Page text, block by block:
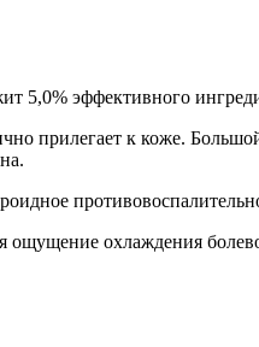
5,0% эффективного
прилегает к коже.
ощущение охлаждения